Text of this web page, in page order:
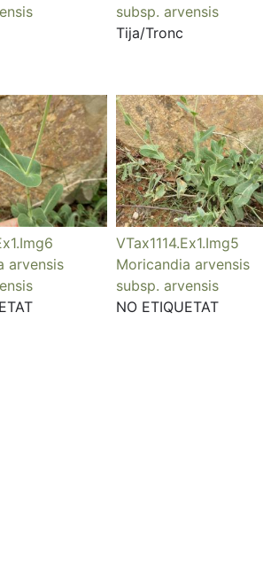
subsp. arvensis
Tija/Tronc
arvensis
VTax1114.Ex1.Img5
Moricandia arvensis
subsp. arvensis
NO ETIQUETAT